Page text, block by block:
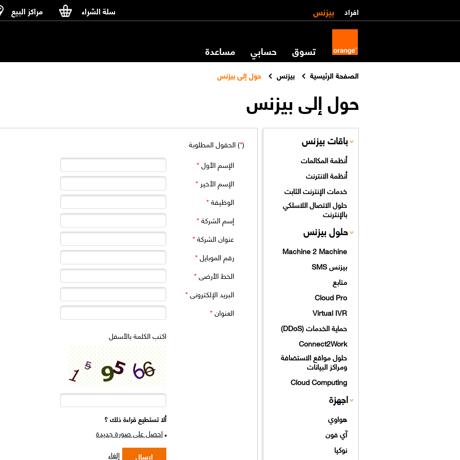
افراد بيزنس سلة الشراء مراكز البيع
تسوق حسابي مساعدة
الصفحة الرئيسية بيزنس حول إلى بيزنس
حول إلى بيزنس
باقات بيزنس
أنظمة المكالمات
أنظمة الانترنت
خدمات الإنترنت الثابت
حلول الاتصال اللاسلكي
بالإنترنت
حلول بيزنس
Machine 2 Machine
بيزنس SMS
متابع
Cloud Pro
Virtual IVR
حماية الخدمات (DDoS)
Connect2Work
حلول مواقع الاستضافة
ومراكز البيانات
Cloud Computing
اجهزة
هواوي
آي فون
نوكيا
(
*
)الحقول المطلوبة
الإسم الأول*
الإسم الأخير *
الوظيفة*
إسم الشركة*
عنوان الشركة*
رقم الموبايل*
الخط الأرضى*
البريد الإلكترونى*
العنوان*
اكتب الكلمة بالأسفل
ألا تستطيع قراءة ذلك ؟
احصل على صورة جديدة
إلغاء